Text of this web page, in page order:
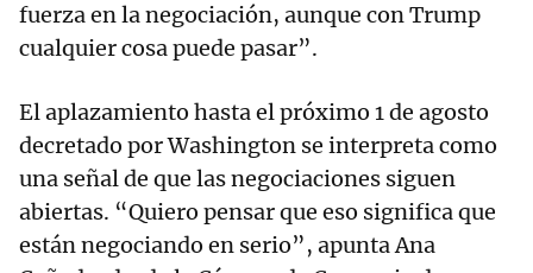
fuerza en la negociación, aunque con Trump
cualquier cosa puede pasar”.
El aplazamiento hasta el próximo 1 de agosto
decretado por Washington se interpreta como
una señal de que las negociaciones siguen
abiertas. “Quiero pensar que eso significa que
están negociando en serio”, apunta Ana